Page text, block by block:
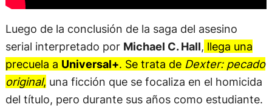
Luego de la conclusión de la saga del asesino
serial interpretado por Michael C. Hall, llega una
precuela a Universal+. Se trata de Dexter: pecado
original, una ficción que se focaliza en el homicida
del título, pero durante sus años como estudiante.